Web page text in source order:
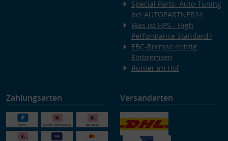
Special Parts: Auto-Tuning
bei AUTOPARTNER24
Was ist HPS - High
Performance Standard?
EBC-Bremse richtig
Einbremsen
Runter im Hof
Zahlungsarten Versandarten